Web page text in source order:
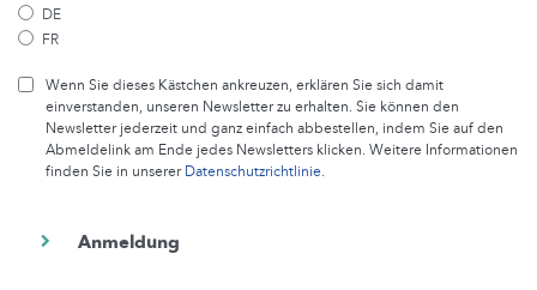
DE
FR
Wenn Sie dieses Kästchen ankreuzen, erklären Sie sich damit
einverstanden, unseren Newsletter zu erhalten. Sie können den
Newsletter jederzeit und ganz einfach abbestellen, indem Sie auf den
Abmeldelink am Ende jedes Newsletters klicken. Weitere Informationen
finden Sie in unsererDatenschutzrichtlinie.